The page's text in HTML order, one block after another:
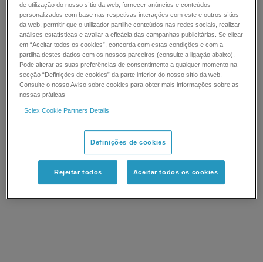
de utilização do nosso sítio da web, fornecer anúncios e conteúdos
personalizados com base nas respetivas interações com este e outros sítios
da web, permitir que o utilizador partilhe conteúdos nas redes sociais, realizar
análises estatísticas e avaliar a eficácia das campanhas publicitárias. Se clicar
em “Aceitar todos os cookies”, concorda com estas condições e com a
partilha destes dados com os nossos parceiros (consulte a ligação abaixo).
Pode alterar as suas preferências de consentimento a qualquer momento na
secção “Definições de cookies” da parte inferior do nosso sítio da web.
Consulte o nosso Aviso sobre cookies para obter mais informações sobre as
nossas práticas
Sciex Cookie Partners Details
Definições de cookies
Rejeitar todos Aceitar todos os cookies